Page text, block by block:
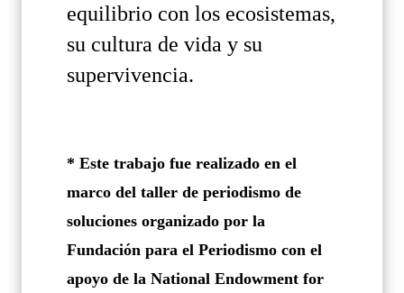
equilibrio con los ecosistemas,
su cultura de vida y su
supervivencia.
* Este trabajo fue realizado en el
marco del taller de periodismo de
soluciones organizado por la
Fundación para el Periodismo con el
apoyo de la National Endowment for